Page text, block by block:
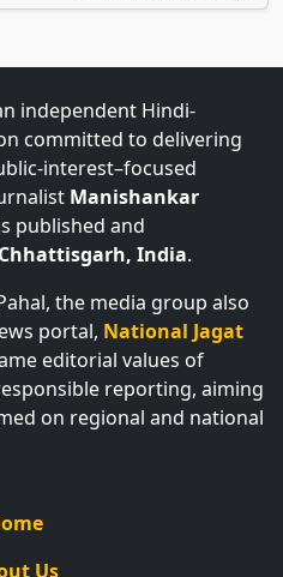
independent Hindi-
committed to delivering
interest–focused
Manishankar
published and
India.
the media group also
portal, National Jagat
editorial values of
reporting, aiming
on regional and national
Us